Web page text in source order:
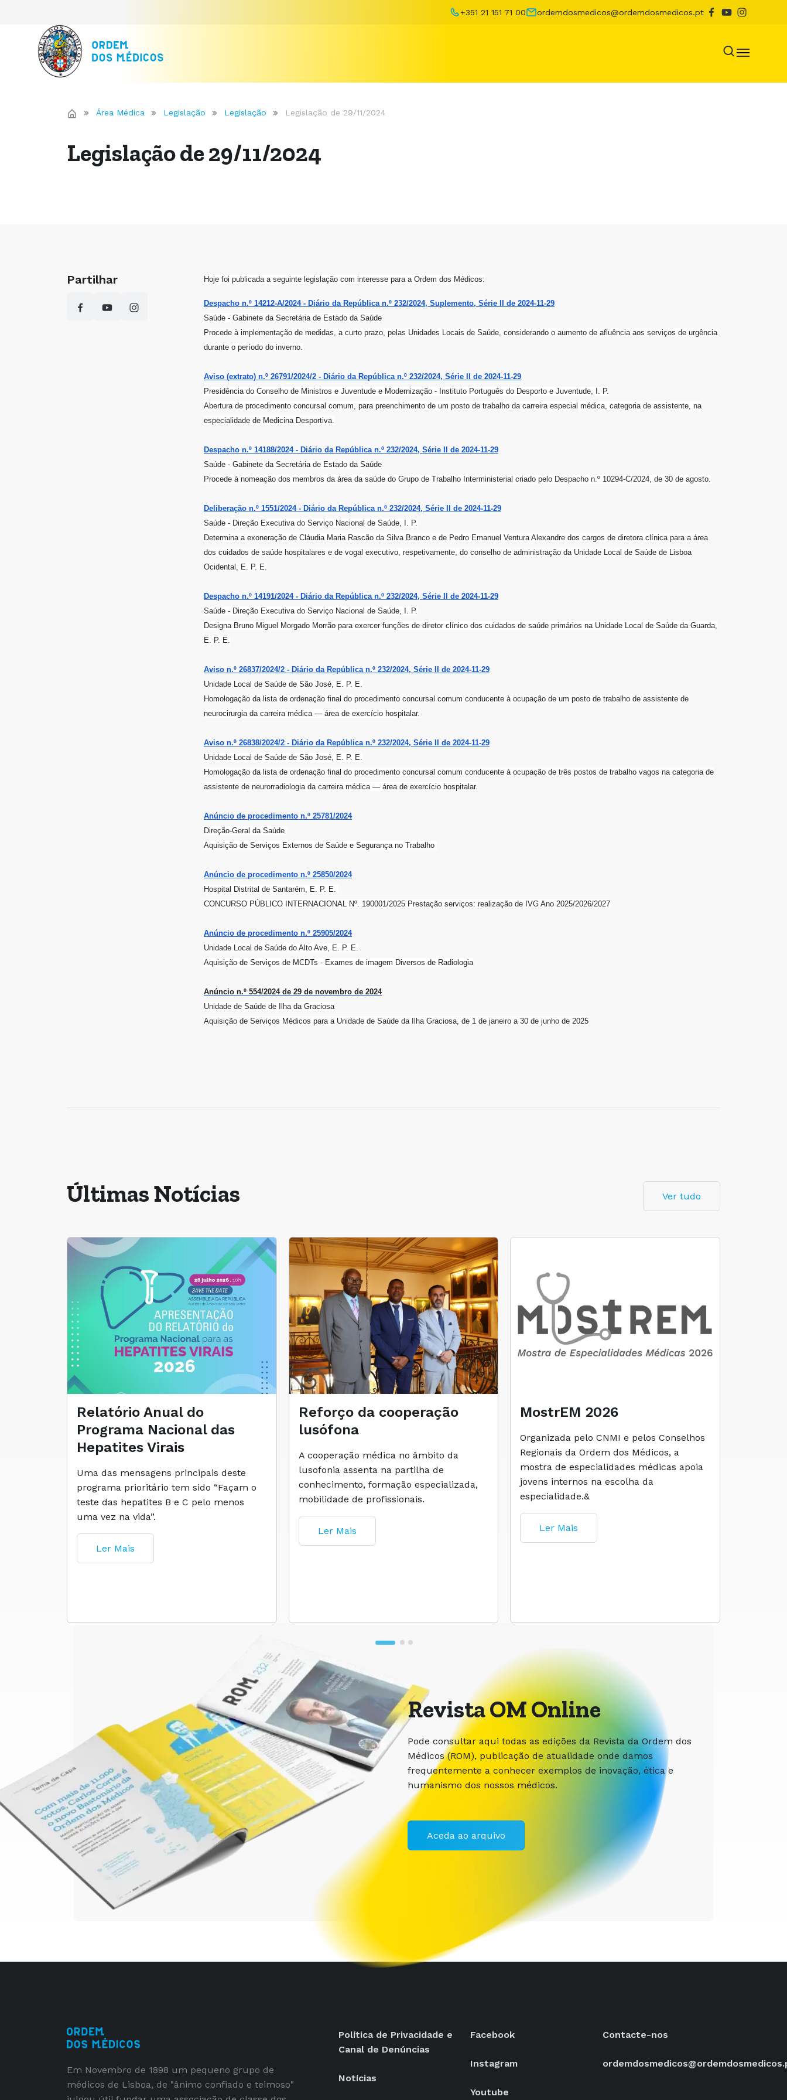
+351 21 151 71 00 ordemdosmedicos@ordemdosmedicos.pt
Área Médica Legislação Legislação Legislação de 29/11/2024
Legislação de 29/11/2024
Partilhar Hoje foi publicada a seguinte legislação com interesse para a Ordem dos Médicos:
Despacho n.º 14212-A/2024 - Diário da República n.º 232/2024, Suplemento, Série II de 2024-11-29
Saúde - Gabinete da Secretária de Estado da Saúde
Procede à implementação de medidas, a curto prazo, pelas Unidades Locais de Saúde, considerando o aumento de afluência aos serviços de urgência
durante o período do inverno.
Aviso (extrato) n.º 26791/2024/2 - Diário da República n.º 232/2024, Série II de 2024-11-29
Presidência do Conselho de Ministros e Juventude e Modernização - Instituto Português do Desporto e Juventude, I. P.
Abertura de procedimento concursal comum, para preenchimento de um posto de trabalho da carreira especial médica, categoria de assistente, na
especialidade de Medicina Desportiva.
Despacho n.º 14188/2024 - Diário da República n.º 232/2024, Série II de 2024-11-29
Saúde - Gabinete da Secretária de Estado da Saúde
Procede à nomeação dos membros da área da saúde do Grupo de Trabalho Interministerial criado pelo Despacho n.º 10294-C/2024, de 30 de agosto.
Deliberação n.º 1551/2024 - Diário da República n.º 232/2024, Série II de 2024-11-29
Saúde - Direção Executiva do Serviço Nacional de Saúde, I. P.
Determina a exoneração de Cláudia Maria Rascão da Silva Branco e de Pedro Emanuel Ventura Alexandre dos cargos de diretora clínica para a área
dos cuidados de saúde hospitalares e de vogal executivo, respetivamente, do conselho de administração da Unidade Local de Saúde de Lisboa
Ocidental, E. P. E.
Despacho n.º 14191/2024 - Diário da República n.º 232/2024, Série II de 2024-11-29
Saúde - Direção Executiva do Serviço Nacional de Saúde, I. P.
Designa Bruno Miguel Morgado Morrão para exercer funções de diretor clínico dos cuidados de saúde primários na Unidade Local de Saúde da Guarda,
E. P. E.
Aviso n.º 26837/2024/2 - Diário da República n.º 232/2024, Série II de 2024-11-29
Unidade Local de Saúde de São José, E. P. E.
Homologação da lista de ordenação final do procedimento concursal comum conducente à ocupação de um posto de trabalho de assistente de
neurocirurgia da carreira médica ― área de exercício hospitalar.
Aviso n.º 26838/2024/2 - Diário da República n.º 232/2024, Série II de 2024-11-29
Unidade Local de Saúde de São José, E. P. E.
Homologação da lista de ordenação final do procedimento concursal comum conducente à ocupação de três postos de trabalho vagos na categoria de
assistente de neurorradiologia da carreira médica ― área de exercício hospitalar.
Anúncio de procedimento n.º 25781/2024
Direção-Geral da Saúde
Aquisição de Serviços Externos de Saúde e Segurança no Trabalho
Anúncio de procedimento n.º 25850/2024
Hospital Distrital de Santarém, E. P. E.
CONCURSO PÚBLICO INTERNACIONAL Nº. 190001/2025 Prestação serviços: realização de IVG Ano 2025/2026/2027
Anúncio de procedimento n.º 25905/2024
Unidade Local de Saúde do Alto Ave, E. P. E.
Aquisição de Serviços de MCDTs - Exames de imagem Diversos de Radiologia
Anúncio n.º 554/2024 de 29 de novembro de 2024
Unidade de Saúde de Ilha da Graciosa
Aquisição de Serviços Médicos para a Unidade de Saúde da Ilha Graciosa, de 1 de janeiro a 30 de junho de 2025
Últimas Notícias Ver tudo
Relatório Anual do
Programa Nacional das
Hepatites Virais
Uma das mensagens principais deste
programa prioritário tem sido “Façam o
teste das hepatites B e C pelo menos
uma vez na vida”.
Ler Mais
Reforço da cooperação
lusófona
A cooperação médica no âmbito da
lusofonia assenta na partilha de
conhecimento, formação especializada,
mobilidade de profissionais.
Ler Mais
MostrEM 2026
Organizada pelo CNMI e pelos Conselhos
Regionais da Ordem dos Médicos, a
mostra de especialidades médicas apoia
jovens internos na escolha da
especialidade.&
Ler Mais
Revista OM Online
Pode consultar aqui todas as edições da Revista da Ordem dos
Médicos (ROM), publicação de atualidade onde damos
frequentemente a conhecer exemplos de inovação, ética e
humanismo dos nossos médicos.
Aceda ao arquivo
Em Novembro de 1898 um pequeno grupo de
médicos de Lisboa, de "ânimo confiado e teimoso"
Política de Privacidade e
Canal de Denúncias
Notícias
Facebook
Instagram
Youtube
Contacte-nos